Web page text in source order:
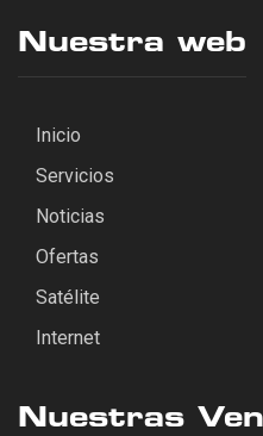
Nuestra web
Inicio
Servicios
Noticias
Ofertas
Satélite
Internet
Nuestras